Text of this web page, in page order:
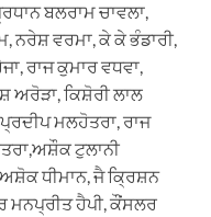
ਬਲਰਾਮ ਚਾਵਲਾ,
ਨਰੇਸ਼ ਵਰਮਾ, ਕੇ ਕੇ ਭੰਡਾਰੀ,
ਰਾਜ ਕੁਮਾਰ ਵਧਵਾ,
ਅਰੋੜਾ, ਕਿਸ਼ੋਰੀ ਲਾਲ
ਮਲਹੋਤਰਾ, ਰਾਜ
ਟੁਲਾਨੀ
ਧੀਮਾਨ, ਜੈ ਕ੍ਰਿਸ਼ਨ
ਮਨਪ੍ਰੀਤ ਹੈਪੀ, ਕੌਂਸਲਰ